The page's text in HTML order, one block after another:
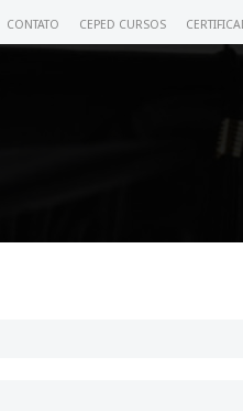
CONTATO CEPED CURSOS